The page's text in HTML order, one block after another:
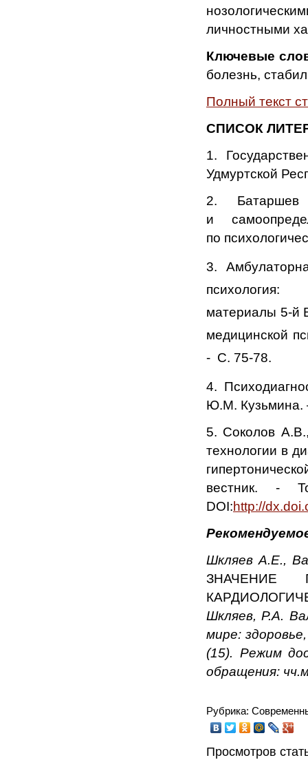
личностными
Ключевые
болезнь,
Полный текст
СПИСОК
1.
Удмуртской
2. Батаршев
и
по
3.
психология:
материалы 5-й
медицинской
- С. 75-78.
4.
Ю.М. Кузьмина.
5. Соколов
технологии в
вестник.
DOI:http://
Шкляев А.Е.,
ЗНАЧЕНИЕ
Шкляев, Р.А.
мире:
(15). Режим
обращения:
Рубрика:
Просмотров